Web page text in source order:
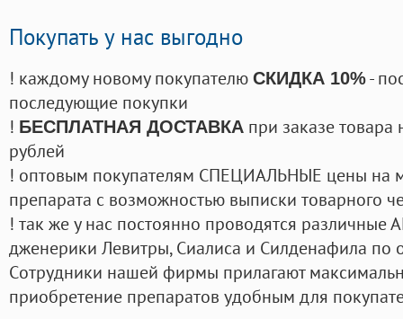
Покупать у нас выгодно
! каждому новому покупателю СКИДКА 10%-
последующие покупки
! БЕСПЛАТНАЯ ДОСТАВКА при заказе
рублей
! оптовым покупателям СПЕЦИАЛЬНЫЕ цены на
препарата с возможностью выписки товарного
! так же у нас постоянно проводятся
дженерики Левитры, Сиалиса и Силденафила по
Cотрудники нашей фирмы прилагают
приобретение препаратов удобным для